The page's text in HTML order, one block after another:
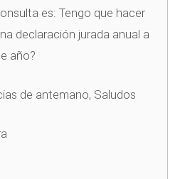
es: Tengo que hacer
declaración jurada anual a
año?
de antemano, Saludos